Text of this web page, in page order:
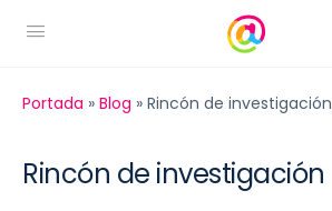
Portada » Blog » Rincón de investigación
Rincón de investigación